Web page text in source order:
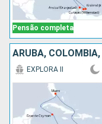
Pensão completa
EXPLORA II